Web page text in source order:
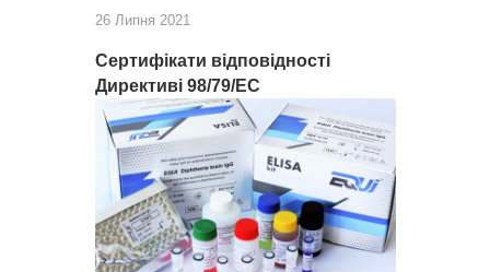
26 Липня 2021
Сертифікати відповідності
Директиві 98/79/ЕС